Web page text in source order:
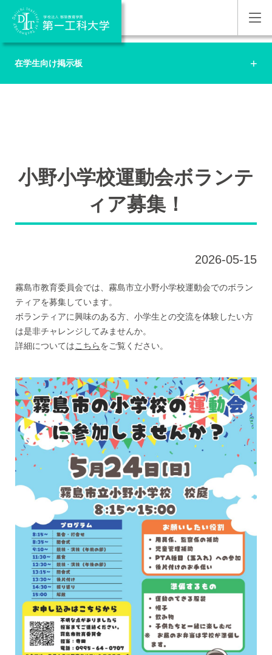
在学生向け掲示板
小野小学校運動会ボランテ
ィア募集！
2026-05-15
霧島市教育委員会では、霧島市立小野小学校運動会でのボラン
ティアを募集しています。
ボランティアに興味のある方、小学生との交流を体験したい方
は是非チャレンジしてみませんか。
詳細についてはこちらをご覧ください。